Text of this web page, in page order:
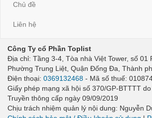
Chủ đề
Liên hệ
Công Ty cổ Phần Toplist
Địa chỉ: Tầng 3-4, Tòa nhà Việt Tower, số 01
Phường Trung Liệt, Quận Đống Đa, Thành
Điện thoại: 0369132468 - Mã số thuế:
Giấy phép mạng xã hội số 370/GP-BTTTT
Truyền thông cấp ngày 09/09/2019
Chịu trách nhiệm quản lý nội dung: Nguyễn